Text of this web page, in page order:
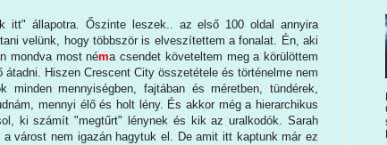
állapotra. Őszinte leszek.. az első 100 oldal annyira
velünk, hogy többször is elveszítettem a fonalat. Én, aki
mondva most néma csendet követeltem meg a körülöttem
Hiszen Crescent City összetétele és történelme nem
mennyiségben, fajtában és méretben, tündérek,
mennyi élő és holt lény. És akkor még a hierarchikus
ki számít "megtűrt" lénynek és kik az uralkodók. Sarah
várost nem igazán hagytuk el. De amit itt kaptunk már ez